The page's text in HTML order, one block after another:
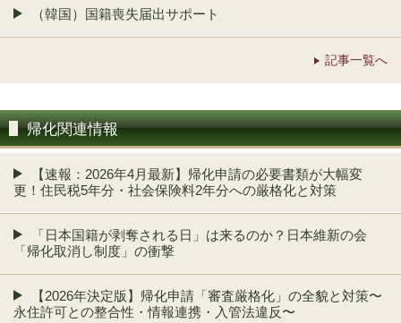
（韓国）国籍喪失届出サポート
記事一覧へ
帰化関連情報
【速報：2026年4月最新】帰化申請の必要書類が大幅変
更！住民税5年分・社会保険料2年分への厳格化と対策
「日本国籍が剥奪される日」は来るのか？日本維新の会
「帰化取消し制度」の衝撃
【2026年決定版】帰化申請「審査厳格化」の全貌と対策〜
永住許可との整合性・情報連携・入管法違反〜